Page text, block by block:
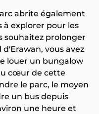
abrite également
à explorer pour les
souhaitez prolonger
vous avez
louer un bungalow
cœur de cette
le parc, le moyen
un bus depuis
une heure et